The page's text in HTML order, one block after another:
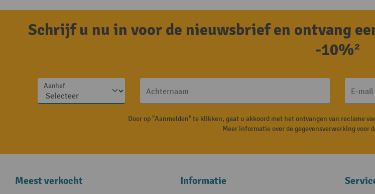
Schrijf u nu in voor de nieuwsbrief en ontvang
-10%²
Aanhef
Achternaam E-mail
Door op "Aanmelden" te klikken, gaat u akkoord met het ontvangen van reclame
Meer informatie over de gegevensverwerking voor
Meest verkocht Informatie